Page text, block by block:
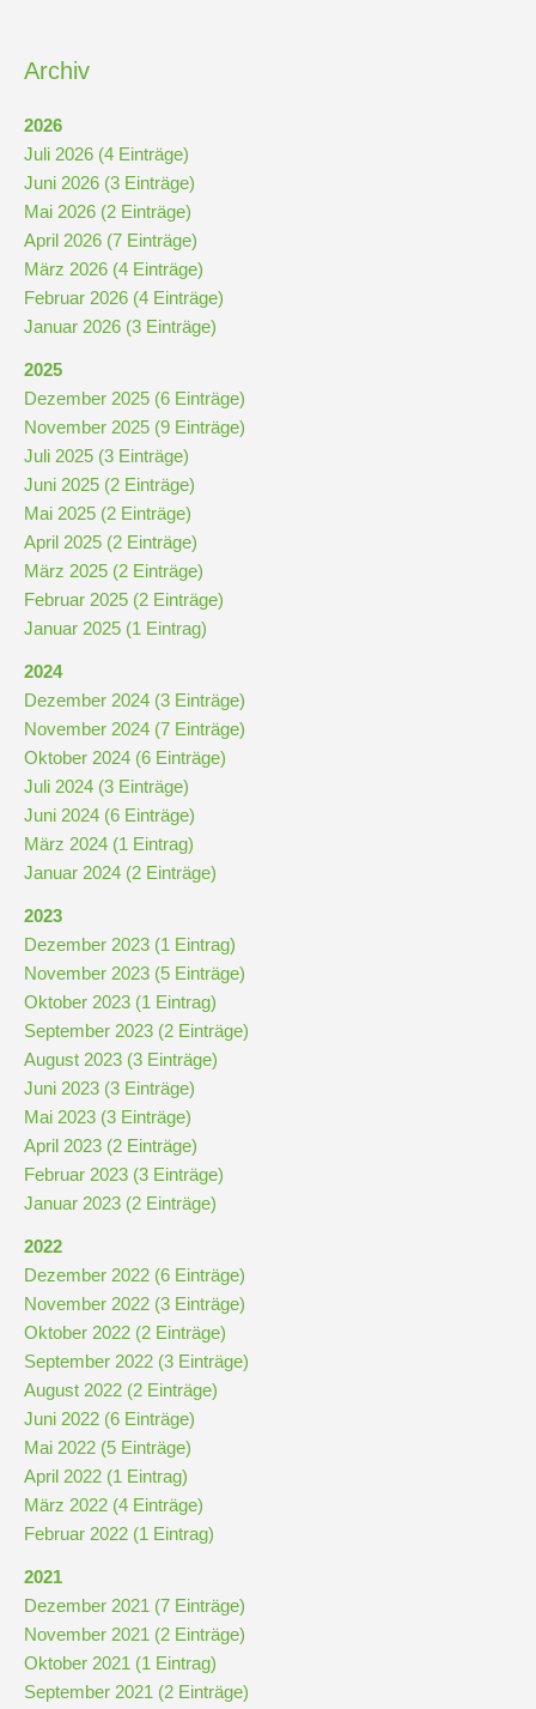
Wahlpflichtunterricht
ab
Kl.
7
Was
Organisatorisches
Terminplan
Downloads
und
Formulare
Anmeldung
Hausordnung
Schulbuchordnung
Pausenordnung
Handynutzung
Datenschutz
Sponsoren
Bestellung
Schokoticket
Archiv
2026
Juli 2026 (4 Einträge)
Juni 2026 (3 Einträge)
Mai 2026 (2 Einträge)
April 2026 (7 Einträge)
März 2026 (4 Einträge)
Februar 2026 (4 Einträge)
Januar 2026 (3 Einträge)
2025
Dezember 2025 (6 Einträge)
November 2025 (9 Einträge)
Juli 2025 (3 Einträge)
Juni 2025 (2 Einträge)
Mai 2025 (2 Einträge)
April 2025 (2 Einträge)
März 2025 (2 Einträge)
Februar 2025 (2 Einträge)
Januar 2025 (1 Eintrag)
2024
Dezember 2024 (3 Einträge)
November 2024 (7 Einträge)
Oktober 2024 (6 Einträge)
Juli 2024 (3 Einträge)
Juni 2024 (6 Einträge)
März 2024 (1 Eintrag)
Januar 2024 (2 Einträge)
2023
Dezember 2023 (1 Eintrag)
November 2023 (5 Einträge)
Oktober 2023 (1 Eintrag)
September 2023 (2 Einträge)
August 2023 (3 Einträge)
Juni 2023 (3 Einträge)
Mai 2023 (3 Einträge)
April 2023 (2 Einträge)
Februar 2023 (3 Einträge)
Januar 2023 (2 Einträge)
2022
Dezember 2022 (6 Einträge)
November 2022 (3 Einträge)
Oktober 2022 (2 Einträge)
September 2022 (3 Einträge)
August 2022 (2 Einträge)
Juni 2022 (6 Einträge)
Mai 2022 (5 Einträge)
April 2022 (1 Eintrag)
März 2022 (4 Einträge)
Februar 2022 (1 Eintrag)
2021
Dezember 2021 (7 Einträge)
November 2021 (2 Einträge)
Oktober 2021 (1 Eintrag)
September 2021 (2 Einträge)